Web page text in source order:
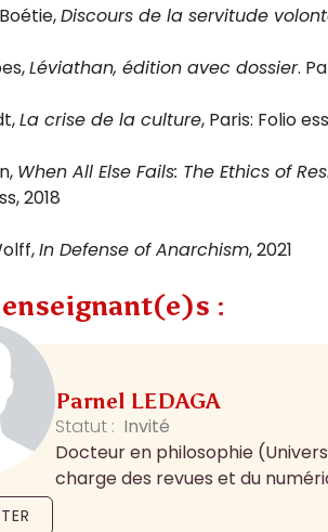
Discours de la servitude
Léviathan, édition avec dossier.
La crise de la culture, Paris: Folio
When All Else Fails: The Ethics of
2018
In Defense of Anarchism, 2021
enseignant(e)s :
Parnel LEDAGA
Statut : Invité
Docteur en philosophie
charge des revues et du